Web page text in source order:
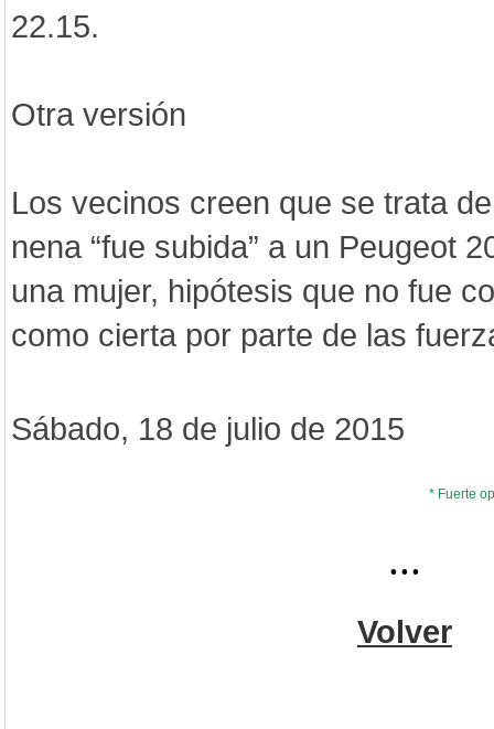
22.15.
Otra versión
Los vecinos creen que se trata
nena “fue subida” a un Peugeot
una mujer, hipótesis que no fue
como cierta por parte de las
Sábado, 18 de julio de 2015
* Fuerte
...
Volver